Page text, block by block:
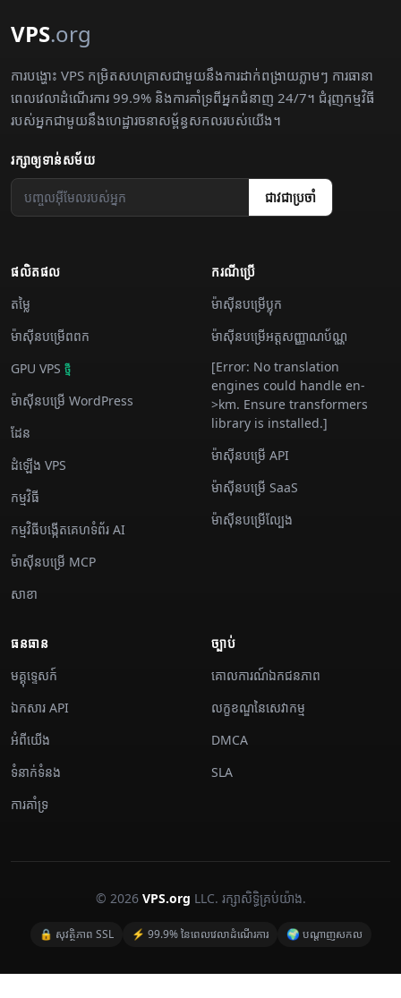
VPS.org
ការបង្ហោះ VPS កម្រិតសហគ្រាសជាមួយនឹងការដាក់ពង្រាយភ្លាមៗ ការធានា
ពេលវេលាដំណើរការ 99.9% និងការគាំទ្រពីអ្នកជំនាញ 24/7។ ជំរុញកម្មវិធី
របស់អ្នកជាមួយនឹងហេដ្ឋារចនាសម្ព័ន្ធសកលរបស់យើង។
រក្សា​ឲ្យ​ទាន់សម័យ
ជាវ​ជា​ប្រចាំ
ផលិតផល
តម្លៃ
ម៉ាស៊ីន​បម្រើ​ពពក
GPU VPS ថ្មី
ម៉ាស៊ីន​បម្រើ WordPress
ដែន
ដំឡើង VPS
កម្មវិធី
កម្មវិធីបង្កើតគេហទំព័រ AI
ម៉ាស៊ីន​បម្រើ MCP
សាខា
ករណី​ប្រើ
ម៉ាស៊ីន​បម្រើ​ប្លុក
ម៉ាស៊ីន​បម្រើ​អត្តសញ្ញាណប័ណ្ណ
[Error: No translation
engines could handle en-
>km. Ensure transformers
library is installed.]
ម៉ាស៊ីន​បម្រើ API
ម៉ាស៊ីន​បម្រើ SaaS
ម៉ាស៊ីន​បម្រើ​ល្បែង
ធនធាន
មគ្គុទ្ទេសក៍
ឯកសារ API
អំពីយើង
ទំនាក់ទំនង
ការគាំទ្រ
ច្បាប់
គោលការណ៍ឯកជនភាព
លក្ខខណ្ឌនៃសេវាកម្ម
DMCA
SLA
© 2026 VPS.org LLC. រក្សាសិទ្ធិគ្រប់យ៉ាង.
🔒 សុវត្ថិភាព SSL ⚡ 99.9% នៃពេលវេលាដំណើរការ 🌍 បណ្តាញសកល